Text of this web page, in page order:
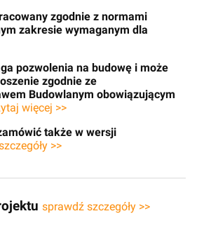
zgodnie z normami
zakresie wymaganym dla
pozwolenia na budowę i może
zgodnie ze
Budowlanym obowiązującym
więcej >>
także w wersji
>>
sprawdź szczegóły >>